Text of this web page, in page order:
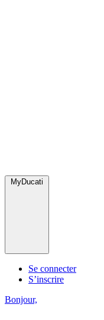
MyDucati
Se connecter
S’inscrire
Bonjour,